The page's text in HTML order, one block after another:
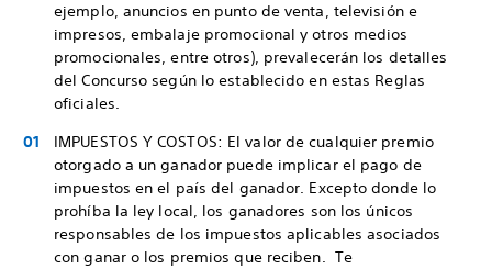
ejemplo, anuncios en punto de venta, televisión e
impresos, embalaje promocional y otros medios
promocionales, entre otros), prevalecerán los detalles
del Concurso según lo establecido en estas Reglas
oficiales.
IMPUESTOS Y COSTOS: El valor de cualquier premio
otorgado a un ganador puede implicar el pago de
impuestos en el país del ganador. Excepto donde lo
prohíba la ley local, los ganadores son los únicos
responsables de los impuestos aplicables asociados
con ganar o los premios que reciben. Te